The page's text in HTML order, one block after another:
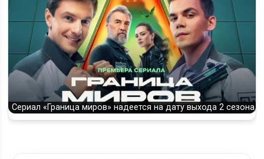
Сериал «Граница миров» надеется на дату выхода 2 сезона